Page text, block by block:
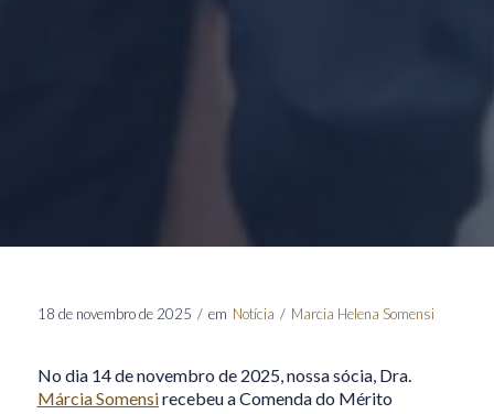
18 de novembro de 2025 / em Notícia / Marcia Helena Somensi
No dia 14 de novembro de 2025, nossa sócia, Dra.
Márcia Somensirecebeu a Comenda do Mérito